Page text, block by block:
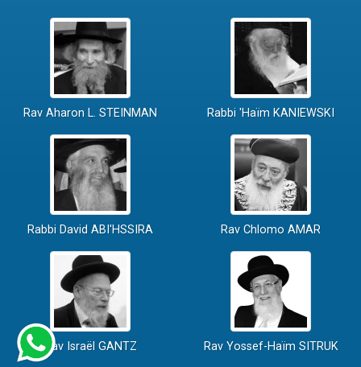
Rav Aharon L. STEINMAN Rabbi 'Haïm KANIEWSKI
Rabbi David ABI'HSSIRA Rav Chlomo AMAR
Rav Israël GANTZ Rav Yossef-Haïm SITRUK